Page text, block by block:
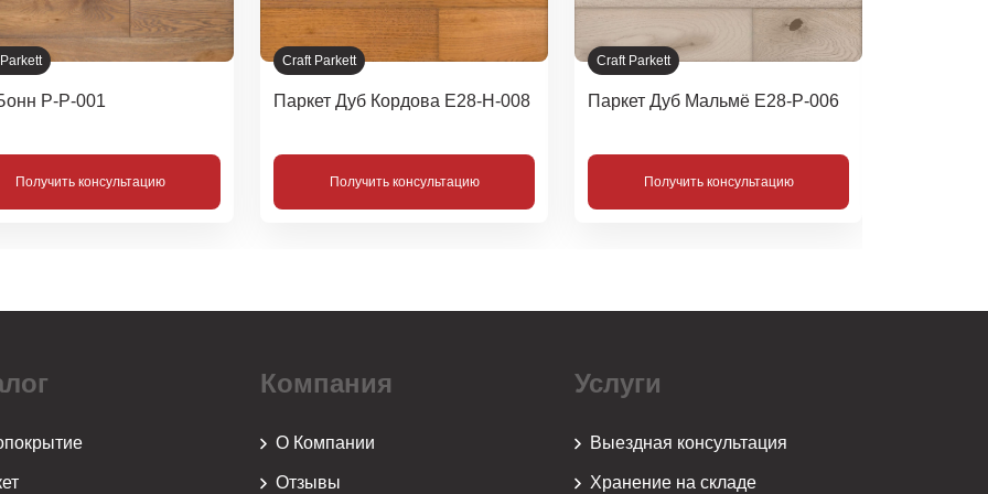
Р-Р-001
Получить консультацию
Craft Parkett
Паркет Дуб Кордова Е28-Н-008
Получить консультацию
Craft Parkett
Паркет Дуб Мальмё Е28-Р-006
Получить консультацию
Компания
О Компании
Отзывы
Услуги
Выездная консультация
Хранение на складе